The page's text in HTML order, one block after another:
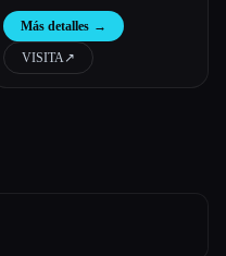
mensajes y conversión de texto a
vídeo (2026)
Más detalles →
VISITA↗︎